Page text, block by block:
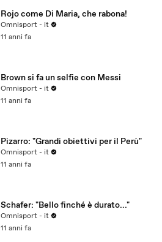
Rojo come Di Maria, che rabona!
Omnisport - it
11 anni fa
Brown si fa un selfie con Messi
Omnisport - it
11 anni fa
Pizarro: "Grandi obiettivi per il Perù"
Omnisport - it
11 anni fa
Schafer: "Bello finché è durato..."
Omnisport - it
11 anni fa